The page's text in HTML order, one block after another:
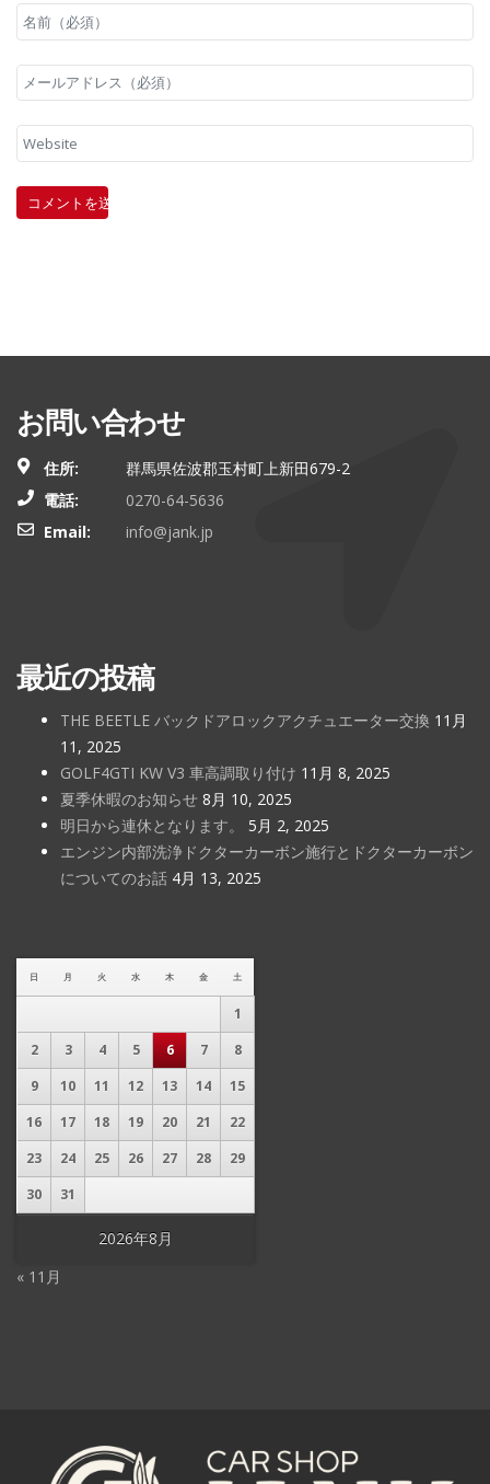
お問い合わせ
住所:
群馬県佐波郡玉村町上新田679-2
電話:
0270-64-5636
Email:
info@jank.jp
最近の投稿
THE BEETLE バックドアロックアクチュエーター交換 11月
11, 2025
GOLF4GTI KW V3 車高調取り付け 11月 8, 2025
夏季休暇のお知らせ 8月 10, 2025
明日から連休となります。
5月 2, 2025
エンジン内部洗浄ドクターカーボン施行とドクターカーボン
についてのお話 4月 13, 2025
2026年8月
日 月 火 水 木 金 土
1
2
3 4 5 6 7
8
9
10 11 12 13 14
15
16
17 18 19 20 21
22
23
24 25 26 27 28
29
30
31
« 11月